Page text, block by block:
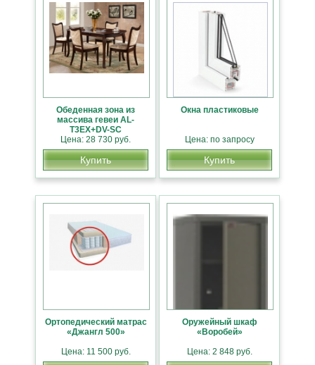
Обеденная зона из
массива гевеи AL-
T3EX+DV-SC
Цена: 28 730 руб.
Купить
Окна пластиковые
Цена: по запросу
Купить
Ортопедический матрас
«Джангл 500»
Цена: 11 500 руб.
Оружейный шкаф
«Воробей»
Цена: 2 848 руб.